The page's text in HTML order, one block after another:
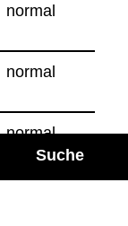
Suche
nor­mal
nor­mal
nor­mal